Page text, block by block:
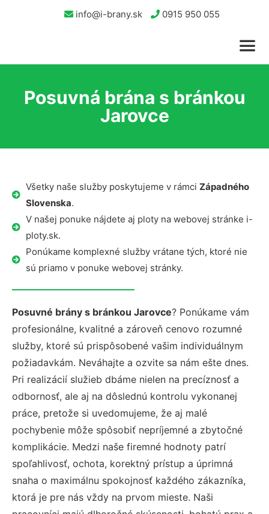
info@i-brany.sk 0915 950 055
Posuvná brána s bránkou
Jarovce
Všetky naše služby poskytujeme v rámci Západného
Slovenska.
V našej ponuke nájdete aj ploty na webovej stránke i-
ploty.sk.
Ponúkame komplexné služby vrátane tých, ktoré nie
sú priamo v ponuke webovej stránky.
Posuvné brány s bránkou Jarovce? Ponúkame vám
profesionálne, kvalitné a zároveň cenovo rozumné
služby, ktoré sú prispôsobené vašim individuálnym
požiadavkám. Neváhajte a ozvite sa nám ešte dnes.
Pri realizácií služieb dbáme nielen na precíznosť a
odbornosť, ale aj na dôslednú kontrolu vykonanej
práce, pretože si uvedomujeme, že aj malé
pochybenie môže spôsobiť nepríjemné a zbytočné
komplikácie. Medzi naše firemné hodnoty patrí
spoľahlivosť, ochota, korektný prístup a úprimná
snaha o maximálnu spokojnosť každého zákazníka,
ktorá je pre nás vždy na prvom mieste. Naši